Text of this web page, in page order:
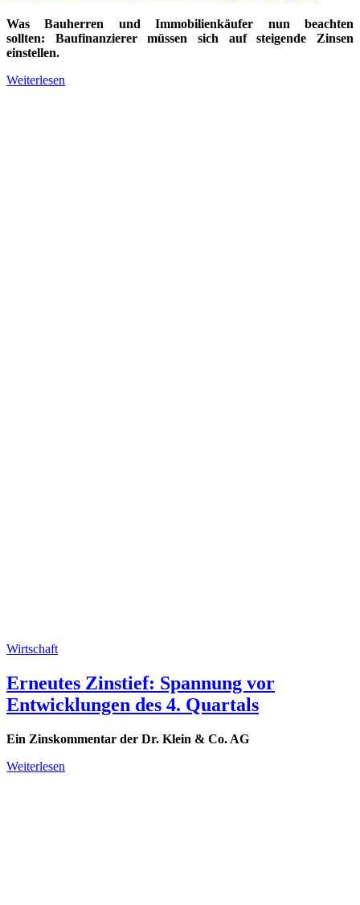
Was Bauherren und Immobilienkäufer nun beachten
sollten: Baufinanzierer müssen sich auf steigende Zinsen
einstellen.
Weiterlesen
Wirtschaft
Erneutes Zinstief: Spannung vor
Entwicklungen des 4. Quartals
Ein Zinskommentar der Dr. Klein & Co. AG
Weiterlesen